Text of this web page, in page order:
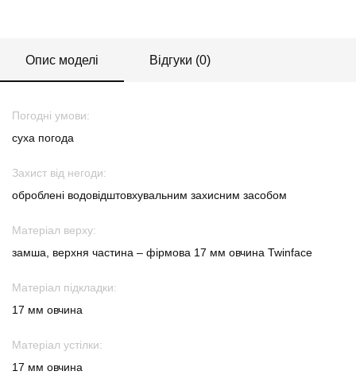
Опис моделі Відгуки (0)
Погодні умови:
суха погода
Захист від негоди:
оброблені водовідштовхувальним захисним засобом
Матеріал верху:
замша, верхня частина – фірмова 17 мм овчина Twinface
Матеріал підкладки:
17 мм овчина
Матеріал устілки:
17 мм овчина